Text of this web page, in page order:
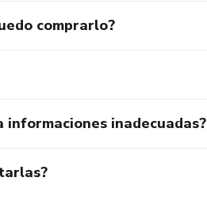
comprarlo?
informaciones inadecuadas?